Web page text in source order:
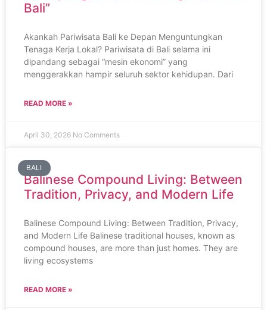
Bali”
Akankah Pariwisata Bali ke Depan Menguntungkan
Tenaga Kerja Lokal? Pariwisata di Bali selama ini
dipandang sebagai “mesin ekonomi” yang
menggerakkan hampir seluruh sektor kehidupan. Dari
READ MORE »
April 30, 2026 No Comments
BALI
Balinese Compound Living: Between
Tradition, Privacy, and Modern Life
Balinese Compound Living: Between Tradition, Privacy,
and Modern Life Balinese traditional houses, known as
compound houses, are more than just homes. They are
living ecosystems
READ MORE »